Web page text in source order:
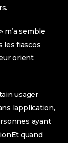
m’a semble
les fiascos
orient
usager
lapplication,
ayant
quand